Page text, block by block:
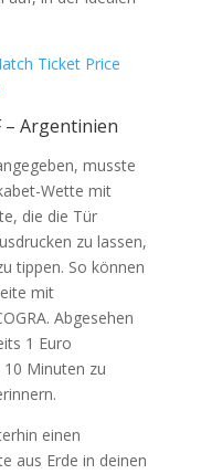
Ticket Price
– Argentinien
musste
Wette mit
die die Tür
zu lassen,
tippen. So können
mit
Abgesehen
1 Euro
Minuten zu
einen
aus Erde in deinen